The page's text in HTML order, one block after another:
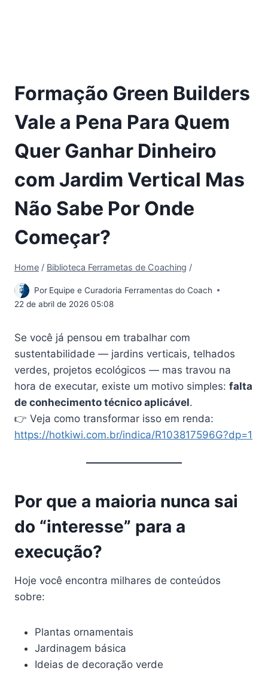
Formação Green Builders
Vale a Pena Para Quem
Quer Ganhar Dinheiro
com Jardim Vertical Mas
Não Sabe Por Onde
Começar?
Home / Biblioteca Ferrametas de Coaching /
Por Equipe e Curadoria Ferramentas do Coach
22 de abril de 2026 05:08
Se você já pensou em trabalhar com
sustentabilidade — jardins verticais, telhados
verdes, projetos ecológicos — mas travou na
hora de executar, existe um motivo simples: falta
de conhecimento técnico aplicável.
👉 Veja como transformar isso em renda:
https://hotkiwi.com.br/indica/R103817596G?dp=1
Por que a maioria nunca sai
do “interesse” para a
execução?
Hoje você encontra milhares de conteúdos
sobre:
Plantas ornamentais
Jardinagem básica
Ideias de decoração verde